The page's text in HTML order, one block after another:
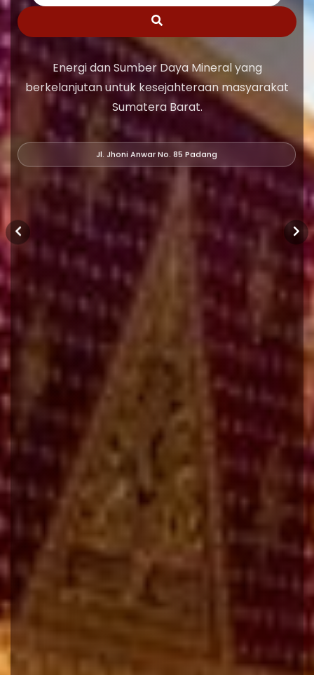
Energi dan Sumber Daya Mineral yang
berkelanjutan untuk kesejahteraan masyarakat
Sumatera Barat.
Jl. Jhoni Anwar No. 85 Padang